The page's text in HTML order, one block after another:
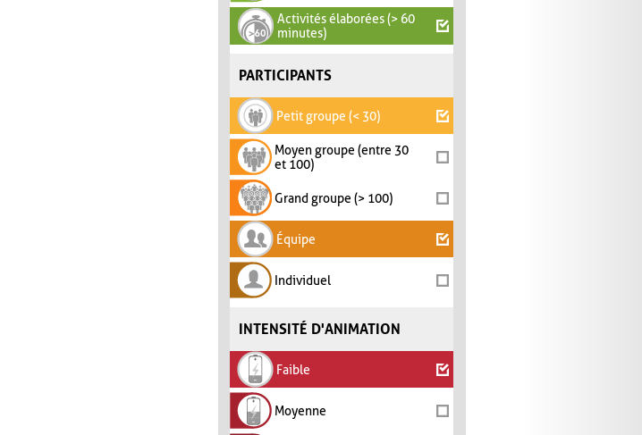
Activités élaborées (> 60
minutes)
PARTICIPANTS
Petit groupe (< 30)
Moyen groupe (entre 30
et 100)
Grand groupe (> 100)
Équipe
Individuel
INTENSITÉ D'ANIMATION
Faible
Moyenne